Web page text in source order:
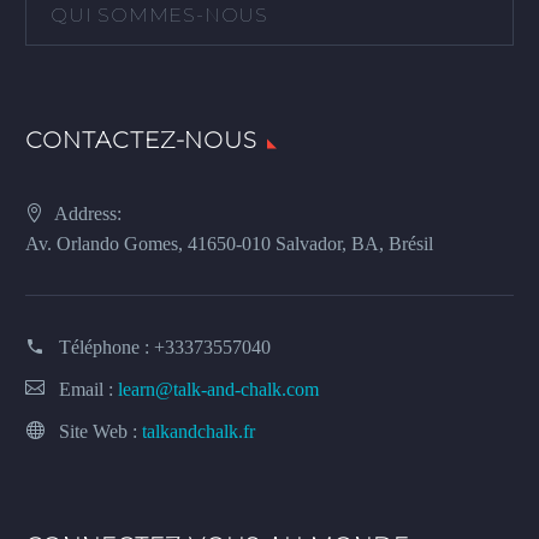
QUI SOMMES-NOUS
CONTACTEZ-NOUS
Address:
Av. Orlando Gomes, 41650-010 Salvador, BA, Brésil
Téléphone : +33373557040
Email : learn@talk-and-chalk.com
Site Web : talkandchalk.fr